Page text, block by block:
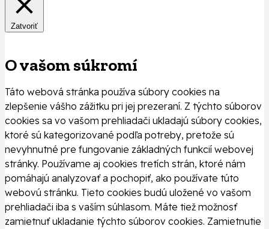
Zatvoriť
O vašom súkromí
Táto webová stránka používa súbory cookies na
zlepšenie vášho zážitku pri jej prezeraní. Z týchto súborov
cookies sa vo vašom prehliadači ukladajú súbory cookies,
ktoré sú kategorizované podľa potreby, pretože sú
nevyhnutné pre fungovanie základných funkcií webovej
stránky. Používame aj cookies tretích strán, ktoré nám
pomáhajú analyzovať a pochopiť, ako používate túto
webovú stránku. Tieto cookies budú uložené vo vašom
prehliadači iba s vaším súhlasom. Máte tiež možnosť
zamietnuť ukladanie týchto súborov cookies. Zamietnutie